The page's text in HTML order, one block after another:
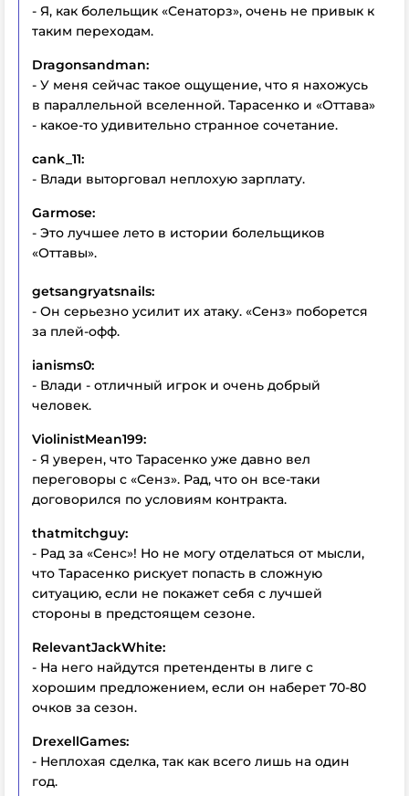
- Я, как болельщик «Сенаторз», очень не привык к
таким переходам.
Dragonsandman:
- У меня сейчас такое ощущение, что я нахожусь
в параллельной вселенной. Тарасенко и «Оттава»
- какое-то удивительно странное сочетание.
cank_11:
- Влади выторговал неплохую зарплату.
Garmose:
- Это лучшее лето в истории болельщиков
«Оттавы».
getsangryatsnails:
- Он серьезно усилит их атаку. «Сенз» поборется
за плей-офф.
ianisms0:
- Влади - отличный игрок и очень добрый
человек.
ViolinistMean199:
- Я уверен, что Тарасенко уже давно вел
переговоры с «Сенз». Рад, что он все-таки
договорился по условиям контракта.
thatmitchguy:
- Рад за «Сенс»! Но не могу отделаться от мысли,
что Тарасенко рискует попасть в сложную
ситуацию, если не покажет себя с лучшей
стороны в предстоящем сезоне.
RelevantJackWhite:
- На него найдутся претенденты в лиге с
хорошим предложением, если он наберет 70-80
очков за сезон.
DrexellGames:
- Неплохая сделка, так как всего лишь на один
год.